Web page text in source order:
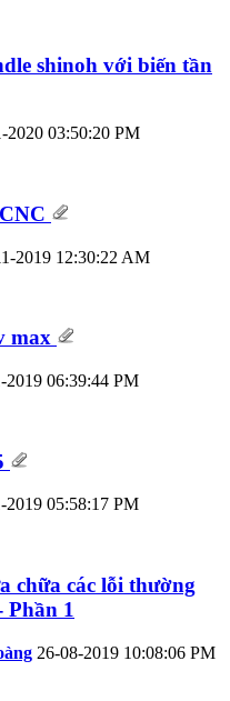
shinoh với biến tần
2020 03:50:20 PM
2019 12:30:22 AM
max
2019 06:39:44 PM
2019 05:58:17 PM
chữa các lỗi thường
Phần 1
26-08-2019 10:08:06 PM